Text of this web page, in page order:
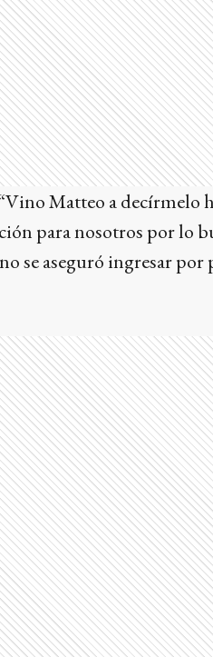
Matteo a decírmelo
para nosotros por lo
se aseguró ingresar